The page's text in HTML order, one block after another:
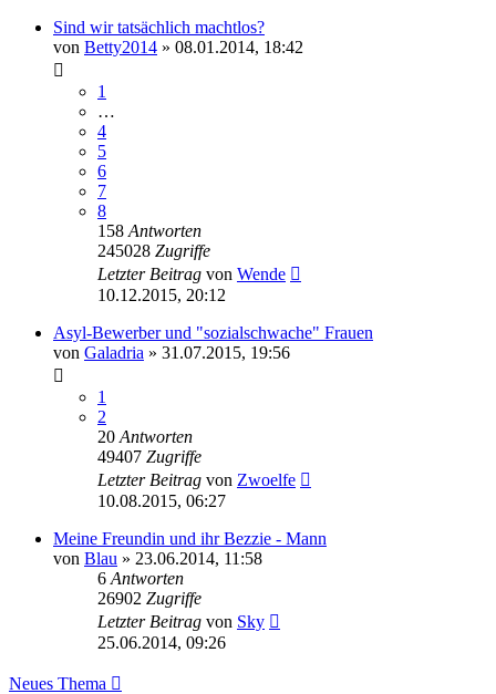
Sind wir tatsächlich machtlos?
von Betty2014 » 08.01.2014, 18:42
1
…
4
5
6
7
8
158 Antworten
245028 Zugriffe
Letzter Beitrag von Wende
10.12.2015, 20:12
Asyl-Bewerber und "sozialschwache" Frauen
von Galadria » 31.07.2015, 19:56
1
2
20 Antworten
49407 Zugriffe
Letzter Beitrag von Zwoelfe
10.08.2015, 06:27
Meine Freundin und ihr Bezzie - Mann
von Blau » 23.06.2014, 11:58
6 Antworten
26902 Zugriffe
Letzter Beitrag von Sky
25.06.2014, 09:26
Neues Thema